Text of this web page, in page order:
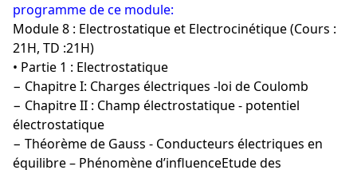
programme de ce module:
Module 8 : Electrostatique et Electrocinétique (Cours :
21H, TD :21H)
• Partie 1 : Electrostatique
− Chapitre I: Charges électriques -loi de Coulomb
− Chapitre II : Champ électrostatique - potentiel
électrostatique
− Théorème de Gauss - Conducteurs électriques en
équilibre – Phénomène d’influenceEtude des